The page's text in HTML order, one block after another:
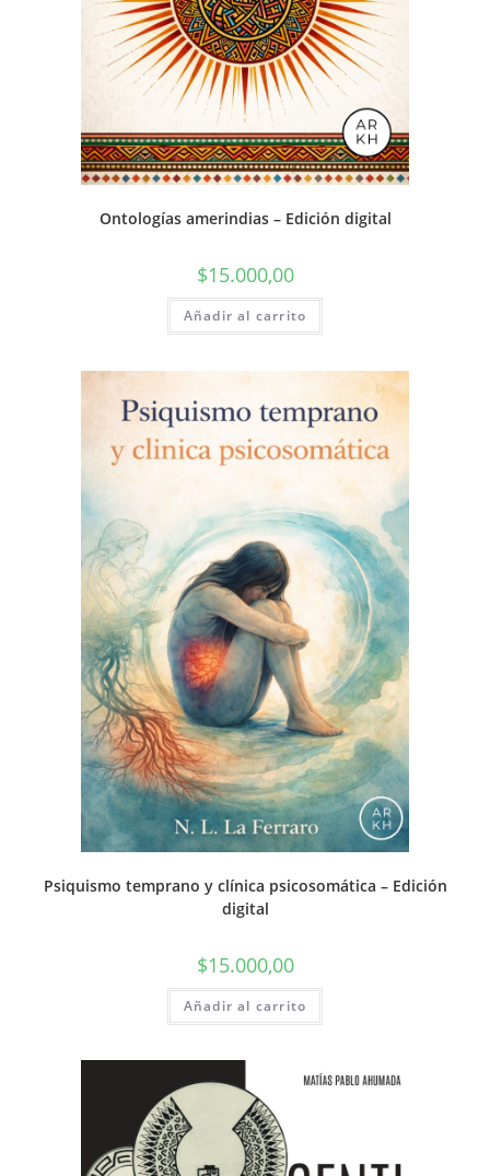
Ontologías amerindias – Edición digital
$15.000,00
Añadir al carrito
Psiquismo temprano y clínica psicosomática – Edición
digital
$15.000,00
Añadir al carrito